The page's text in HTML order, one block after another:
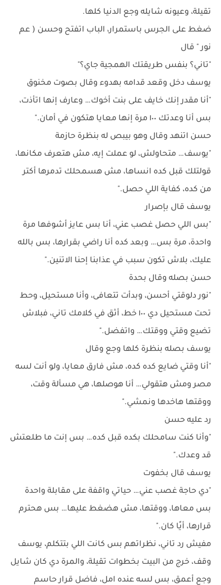
تقيلة، وعيونه شايله وجع الدنيا كلها.
ضغط على الجرس باستمرار، الباب اتفتح وحسن ( عم
نور " قال
"تاني؟ بنفس طريقتك الهمجية جاي؟"
يوسف دخل وقعد قدامه بهدوء وقال بصوت مخنوق
"أنا مقدر إنك خايف على بنت أخوك… وعارف إنها اتأذت،
بس أنا وعدتك ١٠٠ مرة إنها معايا هتكون في أمان."
حسن اتنهد وقال وهو بيبص له بنظرة حازمة
"يوسف… متحاولش، لو عملت إيه، مش هتعرف مكانها،
قولتلك قبل كده انساها، مش هسمحلك تدمرها أكتر
من كده، كفاية اللي حصل."
يوسف قال بإصرار
"بس اللي حصل غصب عني، أنا بس عايز أشوفها مرة
واحدة، مرة بس… وبعد كده أنا راضي بقرارها، بس بالله
عليك، بلاش تكون سبب في عذابنا إحنا الاتنين."
حسن بصله وقال بحدة
"نور دلوقتي أحسن، وبدأت تتعافى، وأنا مستحيل، وحط
تحت مستحيل دي ١٠٠ خط، أثق في كلامك تاني، فبلاش
تضيع وقتي ووقتك… واتفضل."
يوسف بصله بنظرة كلها وجع وقال
"أنا وقتي ضايع كده كده، مش فارق معايا، ولو أنت لسه
مصر ومش هتقولي… أنا هوصلها، هي مسألة وقت،
ووقتها هاخدها ونمشي."
رد عليه حسن
"وأنا كنت سامحلك بكده قبل كده… بس إنت ما طلعتش
قد وعدك."
يوسف قال بخفوت
"دي حاجة غصب عني… حياتي واقفة على مقابلة واحدة
بس معاها، ووقتها، مش هضغط عليها… بس هحترم
قرارها، أيًا كان."
مفيش رد تاني، نظراتهم بس كانت اللي بتتكلم، يوسف
وقف، خرج من البيت بخطوات تقيلة، والمرة دي كان شايل
وجع أعمق، بس لسه عنده امل، فاضل قرار حاسم